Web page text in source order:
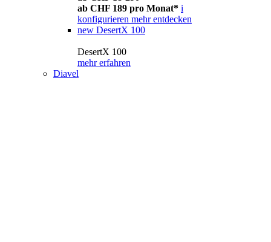
ab CHF 189 pro Monat* i
konfigurieren mehr entdecken
new DesertX 100
DesertX 100
mehr erfahren
Diavel